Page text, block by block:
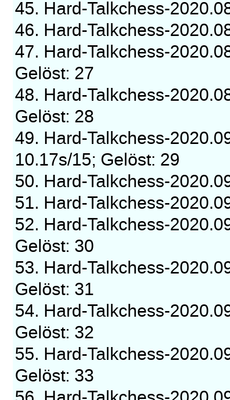
45. Hard-Talkchess-
46. Hard-Talkchess-
47. Hard-Talkchess-
Gelöst: 27
48. Hard-Talkchess-
Gelöst: 28
49. Hard-Talkchess-
10.17s/15; Gelöst: 29
50. Hard-Talkchess-
51. Hard-Talkchess-
52. Hard-Talkchess-
Gelöst: 30
53. Hard-Talkchess-
Gelöst: 31
54. Hard-Talkchess-
Gelöst: 32
55. Hard-Talkchess-
Gelöst: 33